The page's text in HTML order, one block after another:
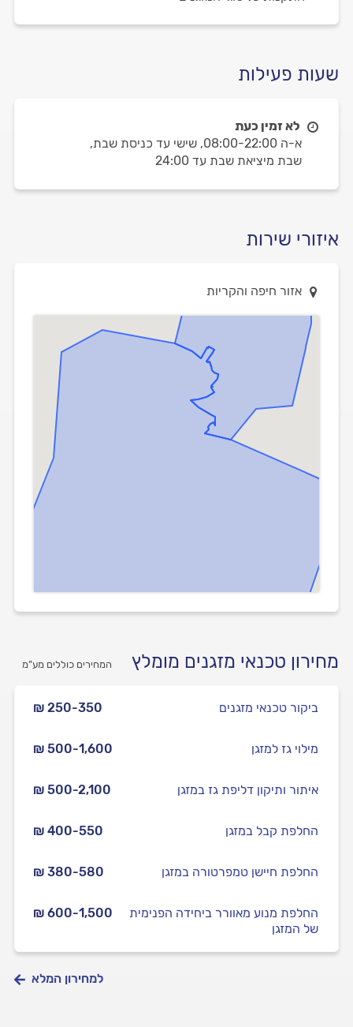
שעות פעילות
לא זמין כעת
א-ה 08:00-22:00,
שישי עד כניסת שבת,
שבת מיציאת שבת עד 24:00
איזורי שירות
אזור חיפה והקריות
מחירון טכנאי מזגנים מומלץ המחירים כוללים מע”מ
₪ 250-350 ביקור טכנאי מזגנים
₪ 500-1,600 מילוי גז למזגן
₪ 500-2,100 איתור ותיקון דליפת גז במזגן
₪ 400-550 החלפת קבל במזגן
₪ 380-580 החלפת חיישן טמפרטורה במזגן
₪ 600-1,500
החלפת מנוע מאוורר ביחידה הפנימית
של המזגן
למחירון המלא